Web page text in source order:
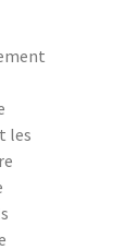
les